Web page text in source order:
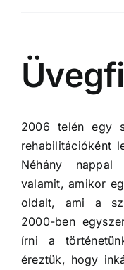
2006 telén egy
rehabilitációként
Néhány nappal
valamit, amikor
oldalt, ami a
2000-ben
írni a
éreztük, hogy